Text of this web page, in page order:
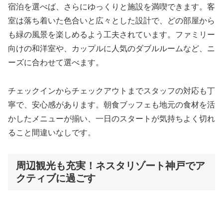
宿泊を選べば、さらにゆっくりと施設を満喫できます。客
室は落ち着いた色合いと広々とした設計で、どの部屋から
も緑の風景を楽しめるよう工夫されています。ファミリー
向けの和洋室や、カップルに人気のダブルルームなど、ニ
ーズに合わせて選べます。
チェックインからチェックアウトまでスタッフの対応も丁
寧で、安心感があります。朝食ブッフェも地元の食材を活
かしたメニューが揃い、一日のスタートが気持ちよく切れ
ること間違いなしです。
周辺観光も充実！ネスタリゾート神戸でア
クティブに過ごす